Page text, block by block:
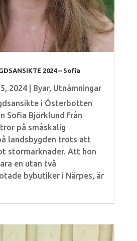
2024 – Sofia
2024| Byar, Utnämningar
i Österbotten
Sofia Björklund från
på småskalig
landsbygden trots att
stormarknader. Att hon
en utan två
bybutiker i Närpes, är